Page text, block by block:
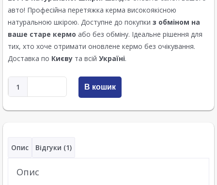
авто! Професійна перетяжка керма високоякісною
натуральною шкірою. Доступне до покупки з обміном на
ваше старе кермо або без обміну. Ідеальне рішення для
тих, хто хоче отримати оновлене кермо без очікування.
Доставка по Києву та всій Україні.
В кошик
Опис Відгуки (1)
Опис